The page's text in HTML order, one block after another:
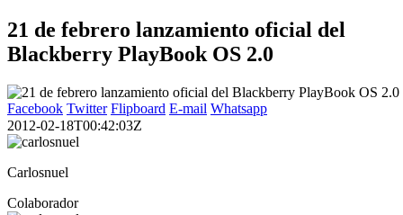
21 de febrero lanzamiento oficial del
Blackberry PlayBook OS 2.0
Facebook Twitter Flipboard E-mail Whatsapp
2012-02-18T00:42:03Z
Carlosnuel
Colaborador